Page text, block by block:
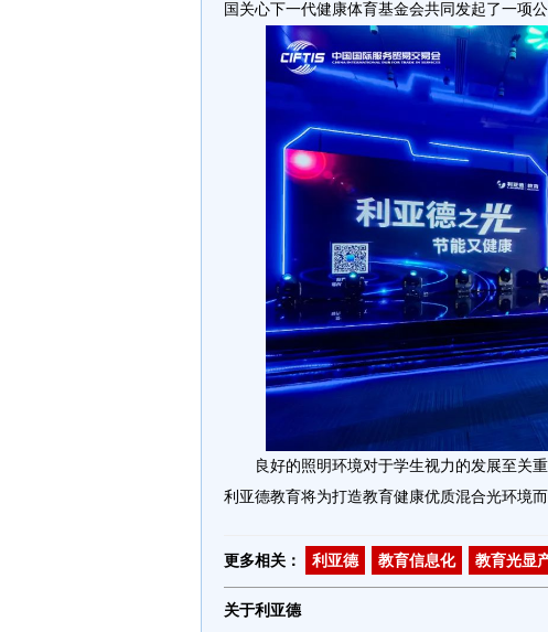
国关心下一代健康体育基金会共同发起了一项公
良好的照明环境对于学生视力的发展至关
利亚德教育将为打造教育健康优质混合光环境而
更多相关： 利亚德 教育信息化 教育光显
关于利亚德